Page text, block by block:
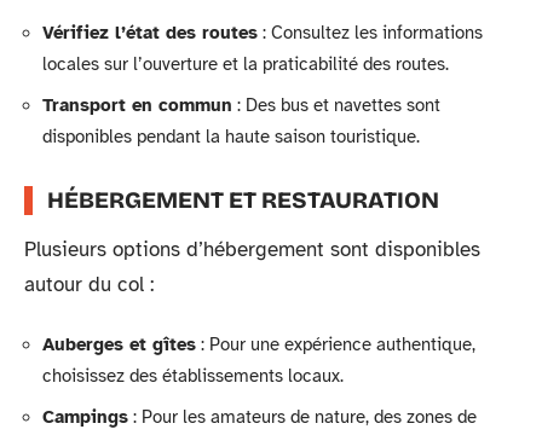
Vérifiez l’état des routes : Consultez les informations
locales sur l’ouverture et la praticabilité des routes.
Transport en commun : Des bus et navettes sont
disponibles pendant la haute saison touristique.
HÉBERGEMENT ET RESTAURATION
Plusieurs options d’hébergement sont disponibles
autour du col :
Auberges et gîtes : Pour une expérience authentique,
choisissez des établissements locaux.
Campings : Pour les amateurs de nature, des zones de